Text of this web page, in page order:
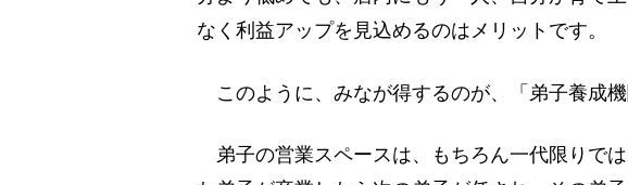
なく利益アップを見込めるのはメリットです。
このように、みなが得するのが、「弟子養成機
弟子の営業スペースは、もちろん一代限りで